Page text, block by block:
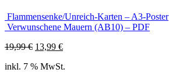
Flammensenke/Unreich-Karten – A3-Poster
Verwunschene Mauern (AB10) – PDF
19,99€ Ursprünglicher
war:
13,99 €Aktueller
ist:
inkl. 7 % MwSt.